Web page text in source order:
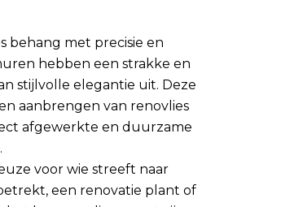
voor wie streeft naar
een renovatie plant of